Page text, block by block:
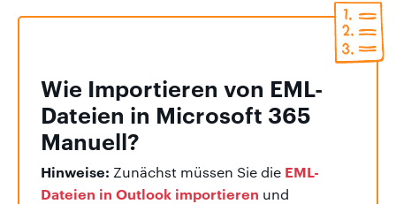
Wie Importieren von EML-
Dateien in Microsoft 365
Manuell?
Hinweise: Zunächst müssen Sie die EML-
Dateien in Outlook importieren und